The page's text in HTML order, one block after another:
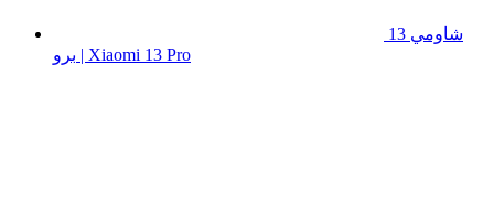
شاومي 13
برو | Xiaomi 13 Pro